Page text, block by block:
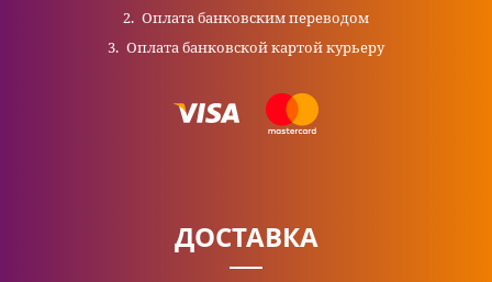
Оплата банковским переводом
Оплата банковской картой курьеру
ДОСТАВКА